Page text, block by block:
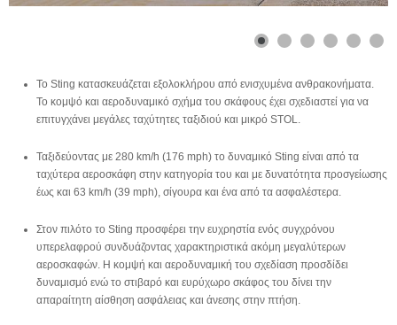
Το Sting κατασκευάζεται εξολοκλήρου από ενισχυμένα ανθρακονήματα.
Το κομψό και αεροδυναμικό σχήμα του σκάφους έχει σχεδιαστεί για να
επιτυγχάνει μεγάλες ταχύτητες ταξιδιού και μικρό STOL.
Ταξιδεύοντας με 280 km/h (176 mph) το δυναμικό Sting είναι από τα
ταχύτερα αεροσκάφη στην κατηγορία του και με δυνατότητα προσγείωσης
έως και 63 km/h (39 mph), σίγουρα και ένα από τα ασφαλέστερα.
Στον πιλότο το Sting προσφέρει την ευχρηστία ενός συγχρόνου
υπερελαφρού συνδυάζοντας χαρακτηριστικά ακόμη μεγαλύτερων
αεροσκαφών. Η κομψή και αεροδυναμική του σχεδίαση προσδίδει
δυναμισμό ενώ το στιβαρό και ευρύχωρο σκάφος του δίνει την
απαραίτητη αίσθηση ασφάλειας και άνεσης στην πτήση.